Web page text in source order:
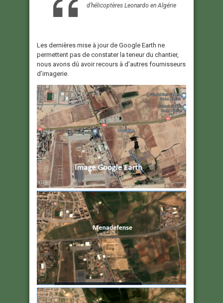
d’hélicoptères Leonardo en Algérie
Les dernières mise à jour de Google Earth ne
permettent pas de constater la teneur du chantier,
nous avons dû avoir recours à d’autres fournisseurs
d’imagerie.